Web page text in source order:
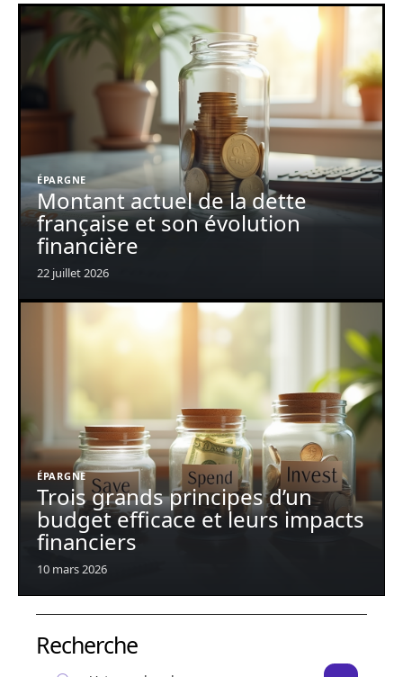
ÉPARGNE
Montant actuel de la dette
française et son évolution
financière
22 juillet 2026
ÉPARGNE
Trois grands principes d’un
budget efficace et leurs impacts
financiers
10 mars 2026
Recherche